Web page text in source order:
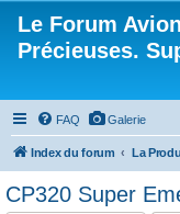
Le Forum
Précieuses.
FAQ Galerie
Index du forum
CP320 Super